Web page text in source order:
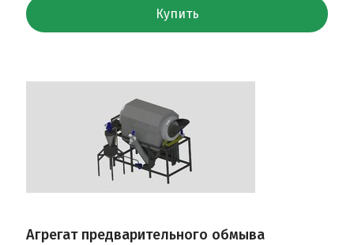
Купить
Агрегат предварительного обмыва